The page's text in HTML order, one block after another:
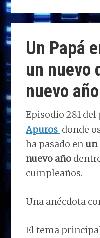
to
d
o
n
ce
b
o
o
k
Un Papá
un nuevo
nuevo año
Episodio 281
Apuros donde
ha pasado en un
nuevo año
cumpleaños.
Una anécdota
El tema